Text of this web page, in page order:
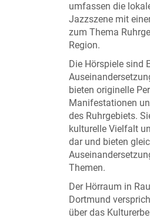
umfassen die
Jazzszene mit
zum Thema
Region.
Die Hörspiele sind
bieten originelle
Manifestationen
des Ruhrgebiets.
kulturelle Vielfalt
dar und bieten
Themen.
Der Hörraum in
Dortmund
über das